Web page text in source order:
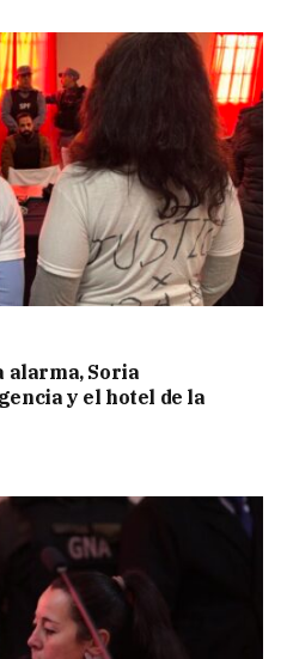
alarma, Soria
y el hotel de la